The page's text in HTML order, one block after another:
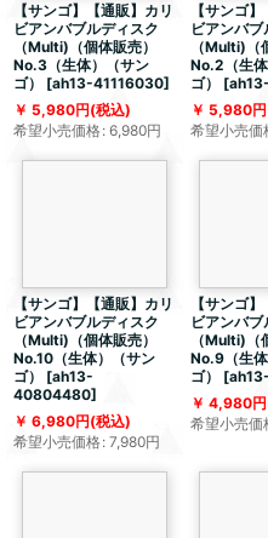
【サンゴ】【通販】カリ
ビアンバブルディスク
（Multi)（個体販売）
No.3（生体）（サン
ゴ）
[ah13-41116030]
5,980円(税込)
希望小売価格: 6,980円
【サンゴ
ビアンバブ
（Multi)（
No.2（生
ゴ）
[
5,980円
希望小売価
【サンゴ】【通販】カリ
ビアンバブルディスク
（Multi)（個体販売）
No.10（生体）（サン
ゴ）
[ah13-
40804480]
6,980円(税込)
希望小売価格: 7,980円
【サンゴ
ビアンバブ
（Multi)（
No.9（生
ゴ）
[
4,980円
希望小売価